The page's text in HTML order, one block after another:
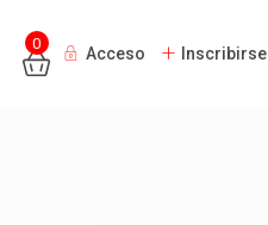
0
Acceso Inscribirse